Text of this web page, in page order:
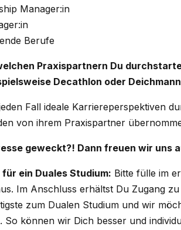
Manager:in
Berufe
Praxispartnern Du
Decathlon oder
Fall ideale Karriereperspektiven
von ihrem Praxispartner
geweckt?! Dann freuen wir uns
ein Duales Studium: Bitte fülle im
Im Anschluss erhältst Du Zugang
zum Dualen Studium und wir
So können wir Dich besser und